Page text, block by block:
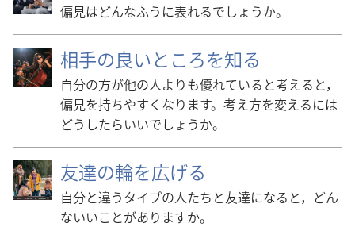
偏見はどんなふうに表れるでしょうか。
相手の良いところを知る
自分の方が他の人よりも優れていると考えると，
偏見を持ちやすくなります。考え方を変えるには
どうしたらいいでしょうか。
友達の輪を広げる
自分と違うタイプの人たちと友達になると，どん
ないいことがありますか。